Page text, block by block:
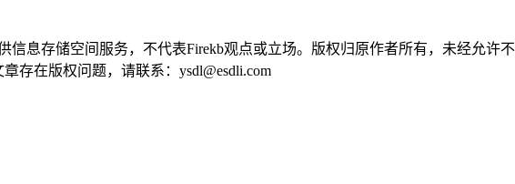
信息存储空间服务，不代表Firekb观点或立场。版权归原作者所有，未经允许
存在版权问题，请联系：ysdl@esdli.com